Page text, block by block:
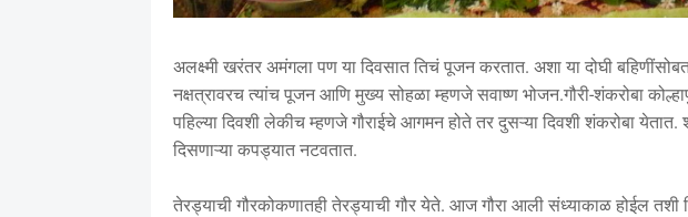
अलक्ष्मी खरंतर अमंगला पण या दिवसात तिचं पूजन करतात. अशा या दोघी
नक्षत्रावरच त्यांच पूजन आणि मुख्य सोहळा म्हणजे सवाष्ण भोजन.गौरी-शंकरोबा
पहिल्या दिवशी लेकीच म्हणजे गौराईचे आगमन होते तर दुसऱ्या दिवशी शंकरोबा येतात.
दिसणाऱ्या कपड्यात नटवतात.
तेरड्याची गौरकोकणातही तेरड्याची गौर येते. आज गौरा आली संध्याकाळ होईल तशी